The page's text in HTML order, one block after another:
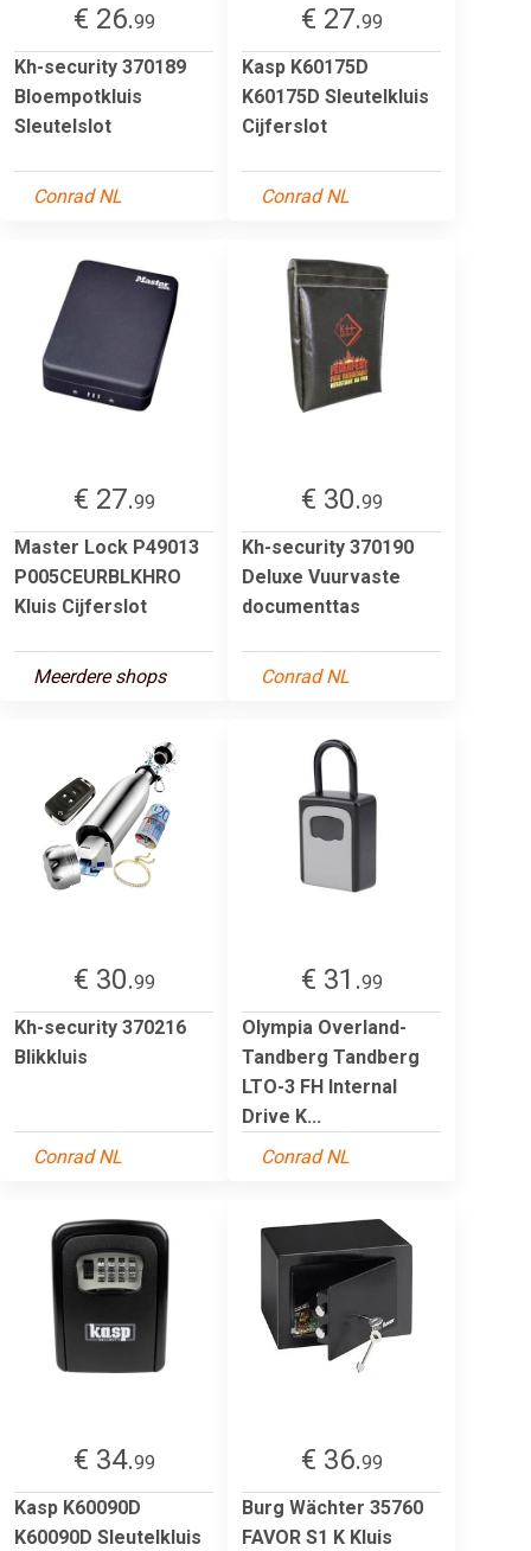
€ 26.99
Kh-security 370189
Bloempotkluis
Sleutelslot
Conrad NL
€ 27.99
Kasp K60175D
K60175D Sleutelkluis
Cijferslot
Conrad NL
€ 27.99
Master Lock P49013
P005CEURBLKHRO
Kluis Cijferslot
Meerdere shops
€ 30.99
Kh-security 370190
Deluxe Vuurvaste
documenttas
Conrad NL
€ 30.99
Kh-security 370216
Blikkluis
Conrad NL
€ 31.99
Olympia Overland-
Tandberg Tandberg
LTO-3 FH Internal
Drive K...
Conrad NL
€ 34.99
Kasp K60090D
K60090D Sleutelkluis
€ 36.99
Burg Wächter 35760
FAVOR S1 K Kluis